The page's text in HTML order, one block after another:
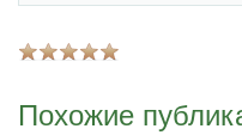
Похожие